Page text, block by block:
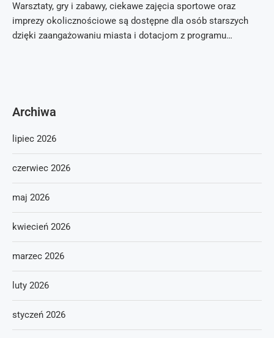
Warsztaty, gry i zabawy, ciekawe zajęcia sportowe oraz
imprezy okolicznościowe są dostępne dla osób starszych
dzięki zaangażowaniu miasta i dotacjom z programu…
Archiwa
lipiec 2026
czerwiec 2026
maj 2026
kwiecień 2026
marzec 2026
luty 2026
styczeń 2026